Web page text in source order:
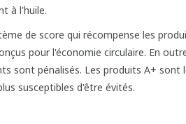
à l'huile.